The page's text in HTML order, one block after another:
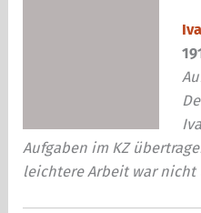
Aufgaben im KZ
leichtere Arbeit war